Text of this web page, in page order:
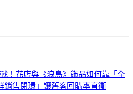
！花店與《浪島》飾品如何靠「全
銷售閉環」讓舊客回購率直衝